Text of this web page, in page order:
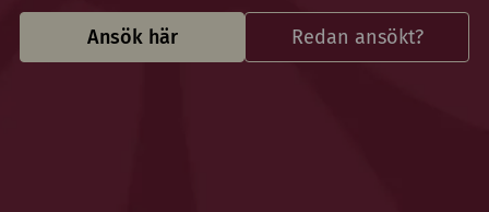
Ansök här Redan ansökt?